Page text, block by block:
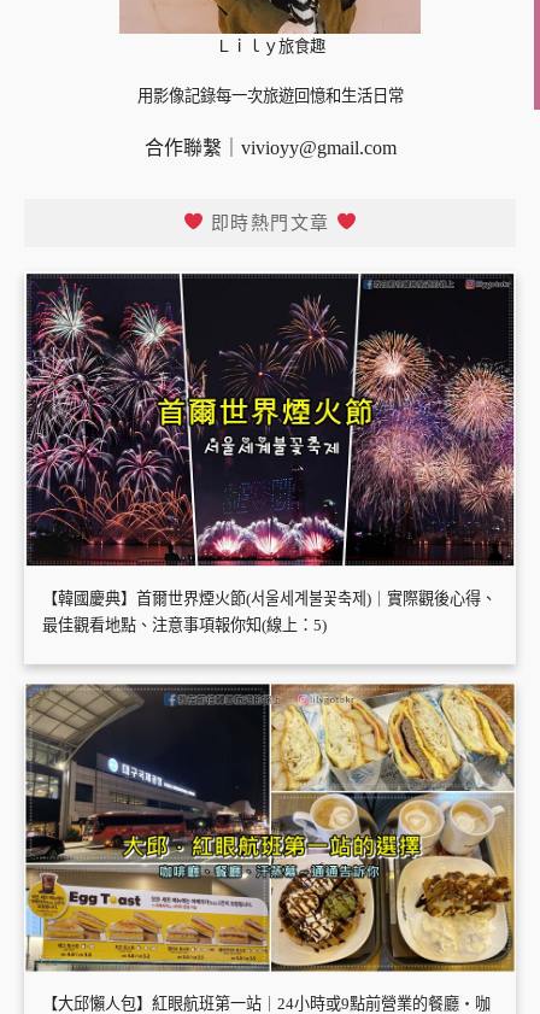
Ｌｉｌｙ旅食趣
用影像記錄每一次旅遊回憶和生活日常
合作聯繫｜ vivioyy@gmail.com
即時熱門文章
【韓國慶典】首爾世界煙火節(서울세계불꽃축제)｜實際觀後心得、
最佳觀看地點、注意事項報你知(線上：5)
【大邱懶人包】紅眼航班第一站｜24小時或9點前營業的餐廳・咖